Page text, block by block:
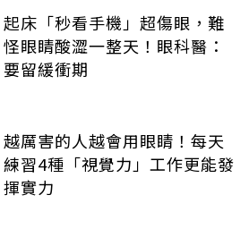
起床「秒看手機」超傷眼，難
怪眼睛酸澀一整天！眼科醫：
要留緩衝期
越厲害的人越會用眼睛！每天
練習4種「視覺力」工作更能發
揮實力